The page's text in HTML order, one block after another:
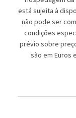
está sujeita à
não pode ser
condições
prévio sobre
são em Euros